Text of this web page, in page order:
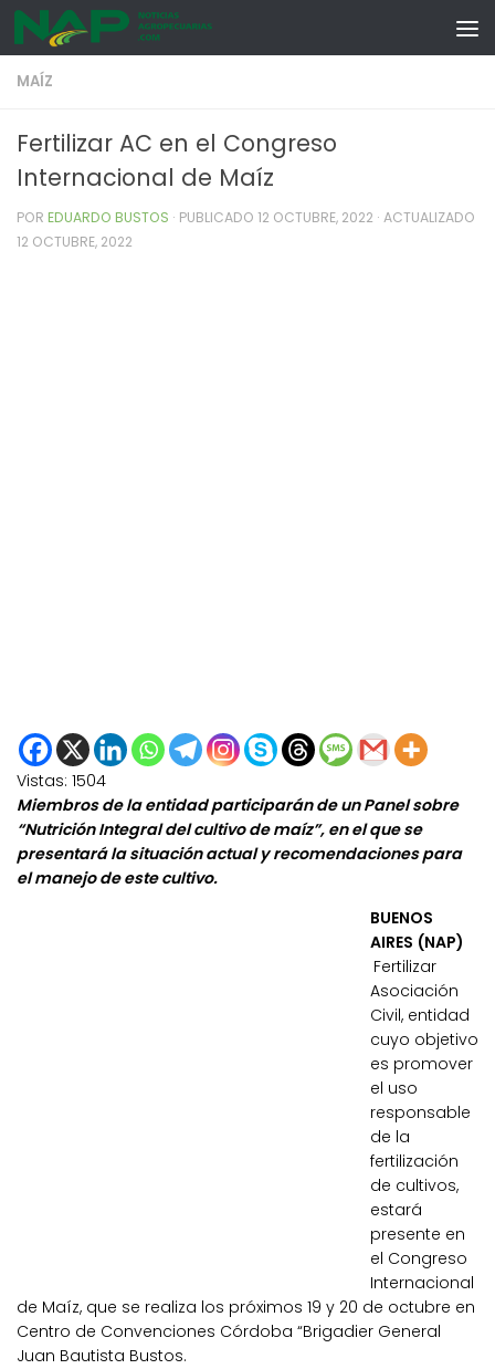
Skip to content
MAÍZ
Fertilizar AC en el Congreso
Internacional de Maíz
POR EDUARDO BUSTOS · PUBLICADO 12 OCTUBRE, 2022 · ACTUALIZADO
12 OCTUBRE, 2022
Vistas: 1504
Miembros de la entidad participarán de un Panel sobre
“Nutrición Integral del cultivo de maíz”, en el que se
presentará la situación actual y recomendaciones para
el manejo de este cultivo.
BUENOS
AIRES (NAP)
Fertilizar
Asociación
Civil, entidad
cuyo objetivo
es promover
el uso
responsable
de la
fertilización
de cultivos,
estará
presente en
el Congreso
Internacional
de Maíz, que se realiza los próximos 19 y 20 de octubre en
Centro de Convenciones Córdoba “Brigadier General
Juan Bautista Bustos.